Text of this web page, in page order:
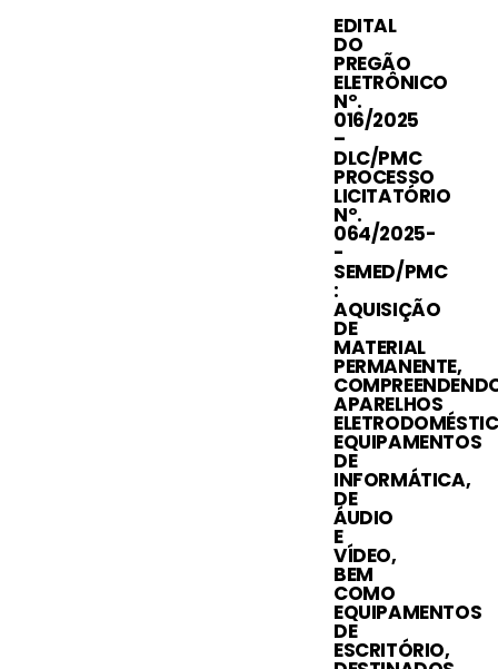
EDITAL
DO
PREGÃO
ELETRÔNICO
Nº.
016/2025
–
DLC/PMC
PROCESSO
LICITATÓRIO
Nº.
064/2025-
-
SEMED/PMC
:
AQUISIÇÃO
DE
MATERIAL
PERMANENTE,
APARELHOS
EQUIPAMENTOS
DE
INFORMÁTICA,
DE
ÁUDIO
E
VÍDEO,
BEM
COMO
EQUIPAMENTOS
DE
ESCRITÓRIO,